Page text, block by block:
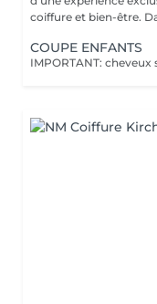
coiffure et bien-être.
COUPE ENFANTS